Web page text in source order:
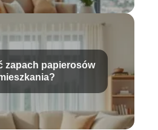
zapach papierosów